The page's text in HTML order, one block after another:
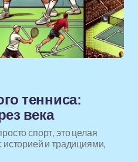
тенниса:
века
спорт, это целая
историей и традициями,